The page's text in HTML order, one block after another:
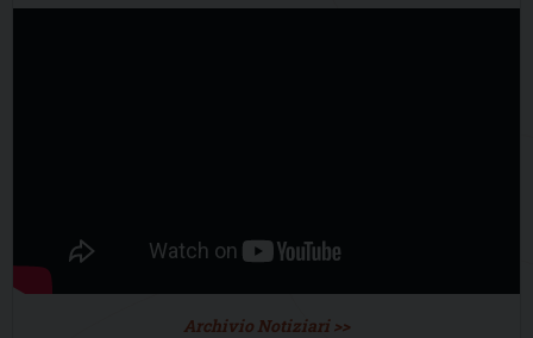
Archivio Notiziari >>